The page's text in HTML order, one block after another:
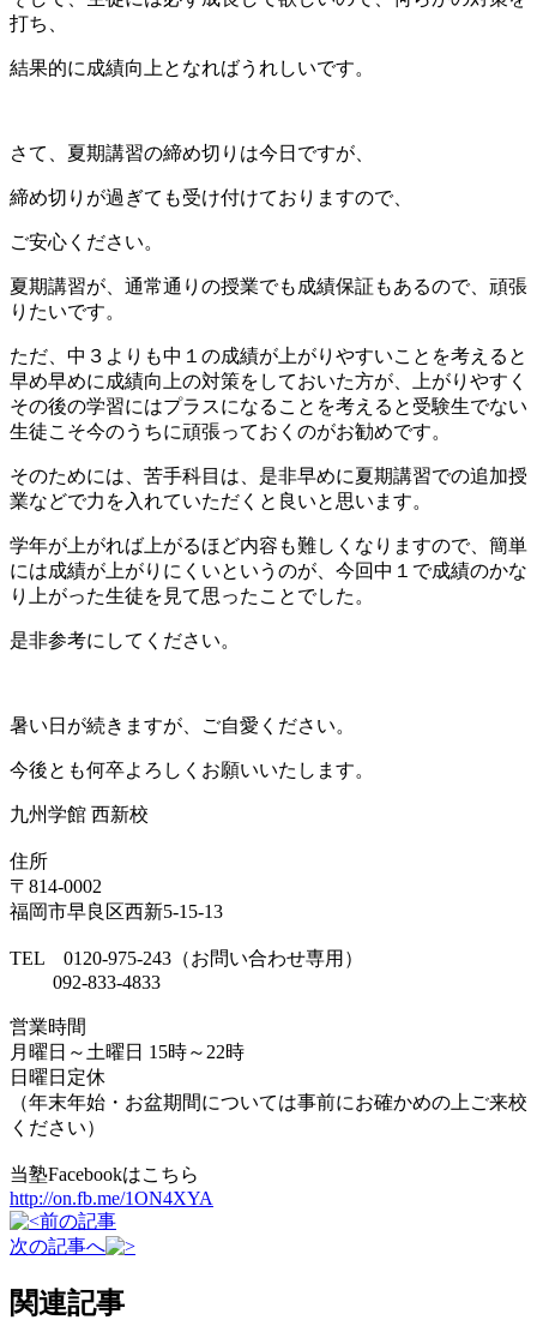
打ち、
結果的に成績向上となればうれしいです。
さて、夏期講習の締め切りは今日ですが、
締め切りが過ぎても受け付けておりますので、
ご安心ください。
夏期講習が、通常通りの授業でも成績保証もあるので、頑張
りたいです。
ただ、中３よりも中１の成績が上がりやすいことを考えると
早め早めに成績向上の対策をしておいた方が、上がりやすく
その後の学習にはプラスになることを考えると受験生でない
生徒こそ今のうちに頑張っておくのがお勧めです。
そのためには、苦手科目は、是非早めに夏期講習での追加授
業などで力を入れていただくと良いと思います。
学年が上がれば上がるほど内容も難しくなりますので、簡単
には成績が上がりにくいというのが、今回中１で成績のかな
り上がった生徒を見て思ったことでした。
是非参考にしてください。
暑い日が続きますが、ご自愛ください。
今後とも何卒よろしくお願いいたします。
九州学館 西新校
住所
〒814-0002
福岡市早良区西新5-15-13
TEL 0120-975-243（お問い合わせ専用）
092-833-4833
営業時間
月曜日～土曜日 15時～22時
日曜日定休
（年末年始・お盆期間については事前にお確かめの上ご来校
ください）
当塾Facebookはこちら
http://on.fb.me/1ON4XYA
前の記事
次の記事へ
関連記事